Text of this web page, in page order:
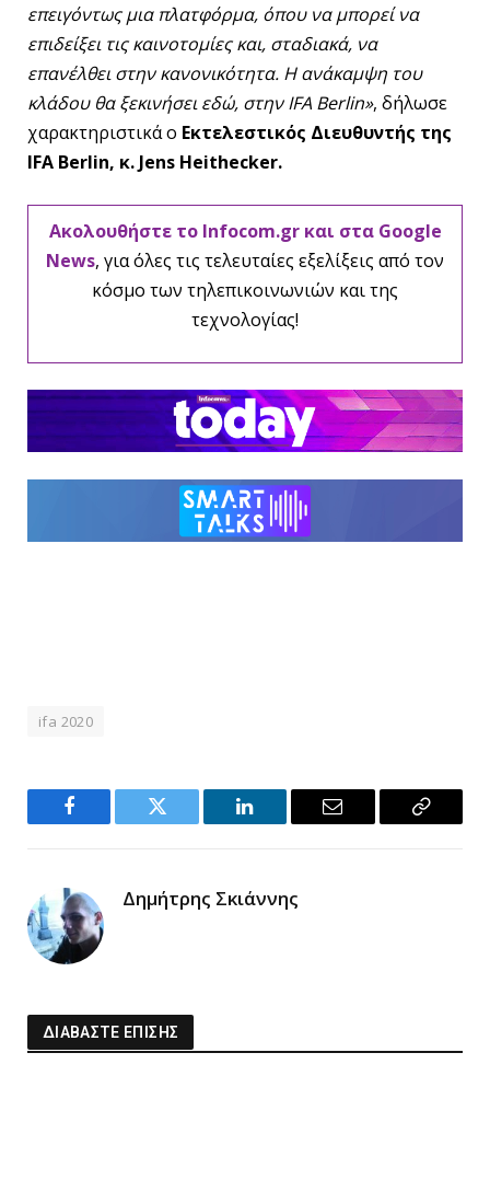
επειγόντως μια πλατφόρμα, όπου να μπορεί να
επιδείξει τις καινοτομίες και, σταδιακά, να
επανέλθει στην κανονικότητα. Η ανάκαμψη του
κλάδου θα ξεκινήσει εδώ, στην IFA Berlin», δήλωσε
χαρακτηριστικά ο Εκτελεστικός Διευθυντής της
IFA Berlin, κ. Jens Heithecker.
Ακολουθήστε το Infocom.gr και στα Google
News, για όλες τις τελευταίες εξελίξεις από τον
κόσμο των τηλεπικοινωνιών και της
τεχνολογίας!
ifa 2020
Facebook Twitter LinkedIn Email
Copy
Δημήτρης Σκιάννης
ΔΙΑΒΑΣΤΕ ΕΠΙΣΗΣ